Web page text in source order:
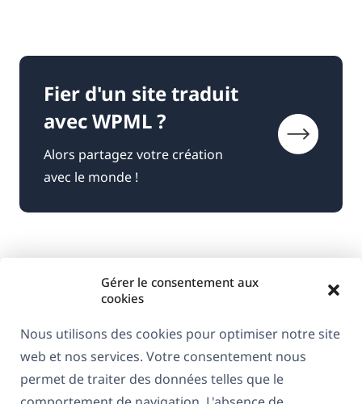
Gérer le consentement aux
cookies
Nous utilisons des cookies pour optimiser notre site
web et nos services. Votre consentement nous
permet de traiter des données telles que le
Fier d'un site traduit
avec WPML ?
Alors partagez votre création
avec le monde !
RGPD & Politique de confidentialité